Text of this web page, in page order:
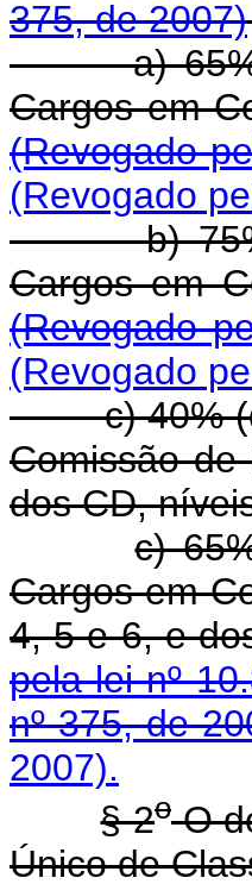
375, de 2007)
a) 65%
Cargos
(Revogado
(Revogado
b) 75%
Cargos
(Revogado
(Revogado
c) 40%
Comissão
dos CD,
c)
Cargos em
4, 5 e 6,
pela lei nº
nº 375, de
2007).
§ 2oO
Único de